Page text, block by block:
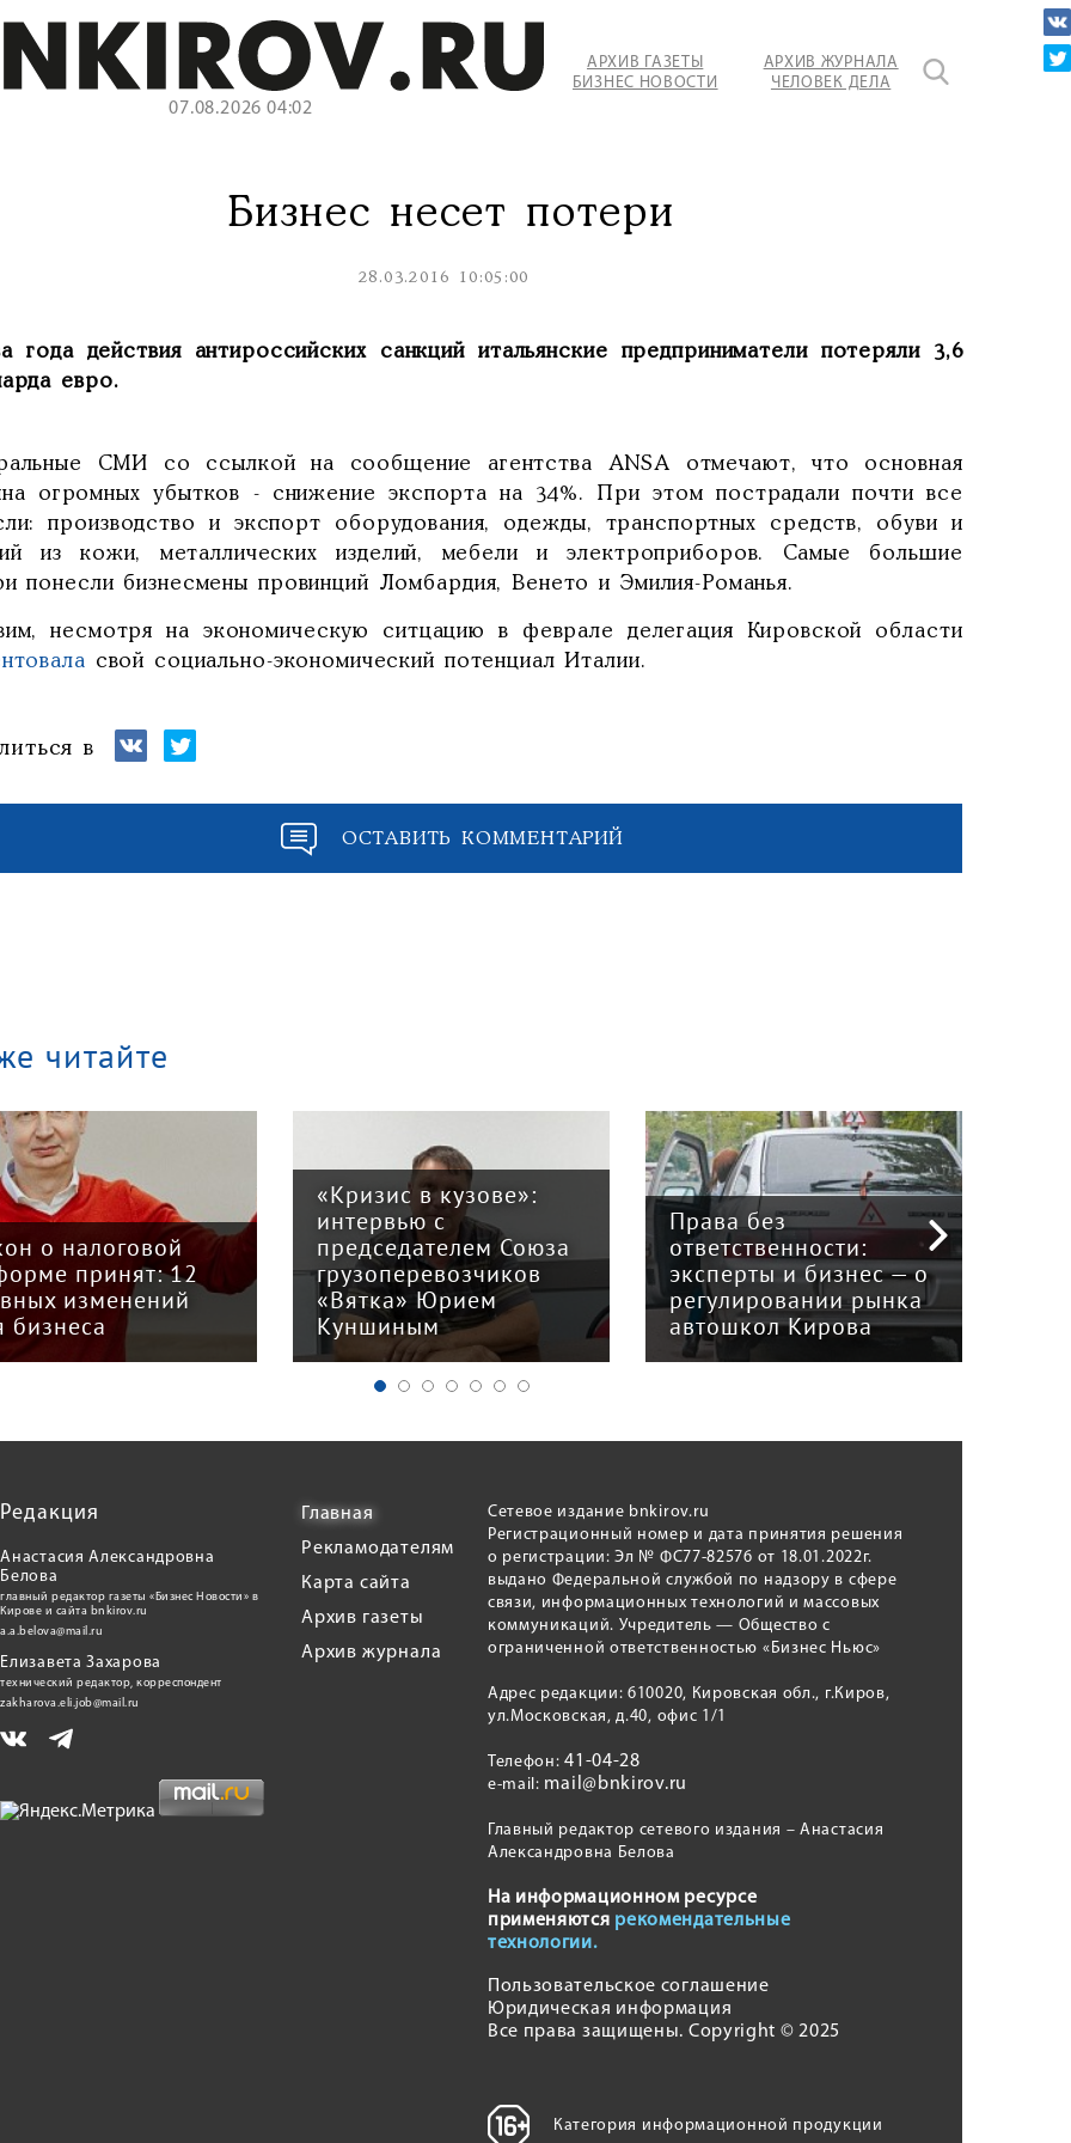
07.08.2026 04:02
АРХИВ ГАЗЕТЫ
БИЗНЕС НОВОСТИ
АРХИВ ЖУРНАЛА
ЧЕЛОВЕК ДЕЛА
Бизнес несет потери
28.03.2016 10:05:00
года действия антироссийских санкций итальянские предприниматели потеряли 3,6
евро.
СМИ со ссылкой на сообщение агентства ANSA отмечают, что основная
огромных убытков - снижение экспорта на 34%. При этом пострадали почти все
производство и экспорт оборудования, одежды, транспортных средств, обуви и
из кожи, металлических изделий, мебели и электроприборов. Самые большие
понесли бизнесмены провинций Ломбардия, Венето и Эмилия-Романья.
несмотря на экономическую ситцацию в феврале делегация Кировской области
свой социально-экономический потенциал Италии.
в
ОСТАВИТЬ КОММЕНТАРИЙ
читайте
о налоговой
принят: 12
изменений
бизнеса
«Кризис в кузове»:
интервью с
председателем Союза
грузоперевозчиков
«Вятка» Юрием
Куншиным
Права без
ответственности:
эксперты и бизнес — о
регулировании рынка
автошкол Кирова
Редакция
Анастасия Александровна
Белова
главный редактор газеты «Бизнес Новости» в
Кирове и сайта bnkirov.ru
a.a.belova@mail.ru
Елизавета Захарова
технический редактор, корреспондент
zakharova.eli.job@mail.ru
Главная
Рекламодателям
Карта сайта
Архив газеты
Архив журнала
Сетевое издание bnkirov.ru
Регистрационный номер и дата принятия решения
о регистрации: Эл № ФС77-82576 от 18.01.2022г.
выдано Федеральной службой по надзору в сфере
связи, информационных технологий и массовых
коммуникаций. Учредитель — Общество с
ограниченной ответственностью «Бизнес Ньюс»
Адрес редакции: 610020, Кировская обл., г.Киров,
ул.Московская, д.40, офис 1/1
Телефон:41-04-28
e-mail: mail@bnkirov.ru
Главный редактор сетевого издания – Анастасия
Александровна Белова
На информационном ресурсе
применяются рекомендательные
технологии.
Пользовательское соглашение
Юридическая информация
Все права защищены. Copyright © 2025
Категория информационной продукции